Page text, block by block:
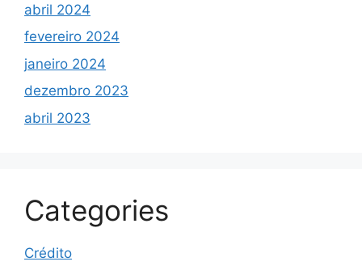
abril 2024
fevereiro 2024
janeiro 2024
dezembro 2023
abril 2023
Categories
Crédito